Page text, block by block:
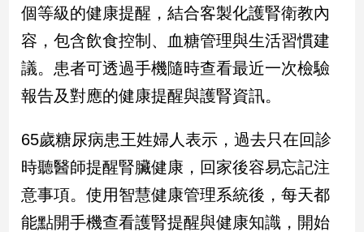
區
南
台
觀
南
台
灣
個等級的健康提醒，結合客製化護腎衛教內
容，包含飲食控制、血糖管理與生活習慣建
議。患者可透過手機隨時查看最近一次檢驗
報告及對應的健康提醒與護腎資訊。
65歲糖尿病患王姓婦人表示，過去只在回診
時聽醫師提醒腎臟健康，回家後容易忘記注
意事項。使用智慧健康管理系統後，每天都
能點開手機查看護腎提醒與健康知識，開始